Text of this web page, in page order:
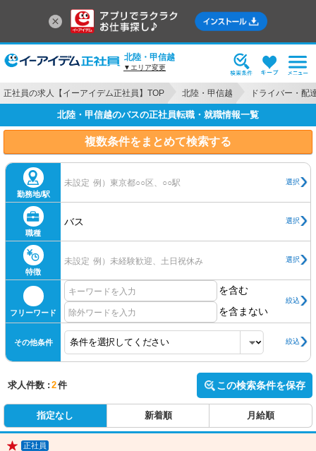
北陸・甲信越
▼エリア変更
正社員の求人【イーアイデム正社員】TOP 北陸・甲信越 ドライバー・配
北陸・甲信越のバスの正社員転職・就職情報一覧
複数条件をまとめて検索する
勤務地/駅
未設定 例）東京都○○区、○○駅 選択
職種
バス 選択
特徴
未設定 例）未経験歓迎、土日祝休み 選択
フリーワード
を含む
を含まない
絞込
その他条件 絞込
求人件数 : 2件 この検索条件を保存
指定なし 新着順 月給順
正社員